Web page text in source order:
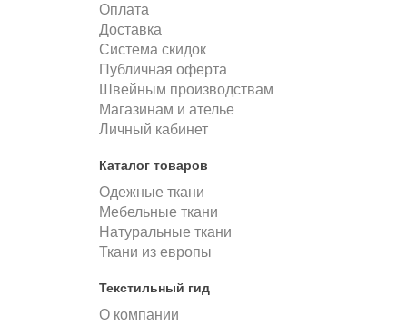
Оплата
Доставка
Система скидок
Публичная оферта
Швейным производствам
Магазинам и ателье
Личный кабинет
Каталог товаров
Одежные ткани
Мебельные ткани
Натуральные ткани
Ткани из европы
Текстильный гид
О компании